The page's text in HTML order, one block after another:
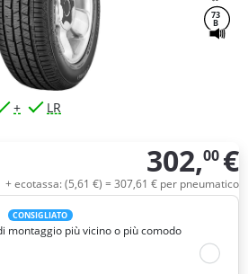
73
B
+ LR
302,00 €
+ ecotassa: (5,61 €) = 307,61 € per pneumatico
CONSIGLIATO
montaggio più vicino o più comodo